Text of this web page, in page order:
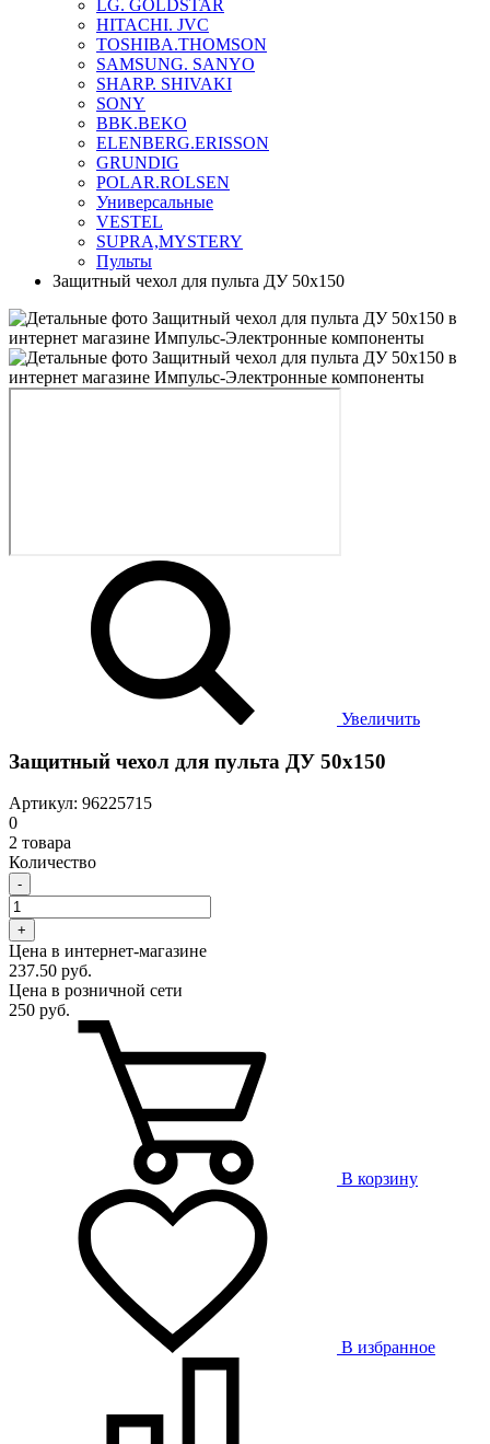
LG. GOLDSTAR
HITACHI. JVC
TOSHIBA.THOMSON
SAMSUNG. SANYO
SHARP. SHIVAKI
SONY
BBK.BEKO
ELENBERG.ERISSON
GRUNDIG
POLAR.ROLSEN
Универсальные
VESTEL
SUPRA,MYSTERY
Пульты
Защитный чехол для пульта ДУ 50x150
Увеличить
Защитный чехол для пульта ДУ 50x150
Артикул: 96225715
0
2 товара
Количество
-
+
Цена в интернет-магазине
237.50 руб.
Цена в розничной сети
250 руб.
В корзину
В избранное